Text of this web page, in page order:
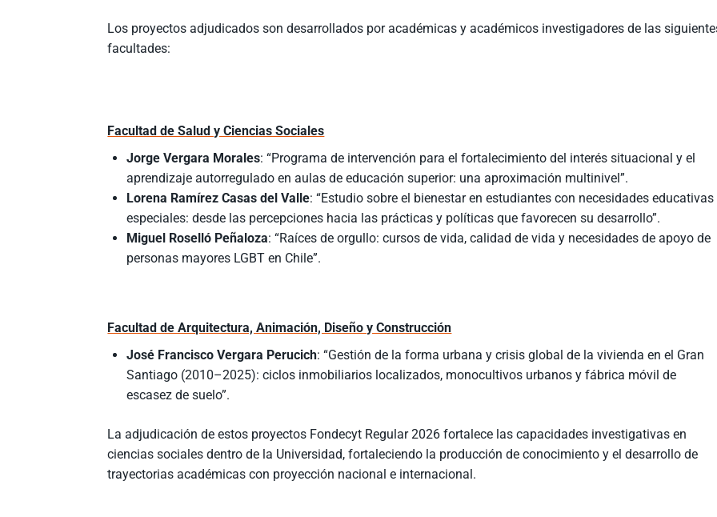
Los proyectos adjudicados son desarrollados por académicas y académicos investigadores de las
facultades:
Facultad de Salud y Ciencias Sociales
Jorge Vergara Morales: “Programa de intervención para el fortalecimiento del interés situacional y el
aprendizaje autorregulado en aulas de educación superior: una aproximación multinivel”.
Lorena Ramírez Casas del Valle: “Estudio sobre el bienestar en estudiantes con necesidades educativas
especiales: desde las percepciones hacia las prácticas y políticas que favorecen su desarrollo”.
Miguel Roselló Peñaloza: “Raíces de orgullo: cursos de vida, calidad de vida y necesidades de apoyo de
personas mayores LGBT en Chile”.
Facultad de Arquitectura, Animación, Diseño y Construcción
José Francisco Vergara Perucich: “Gestión de la forma urbana y crisis global de la vivienda en el Gran
Santiago (2010–2025): ciclos inmobiliarios localizados, monocultivos urbanos y fábrica móvil de
escasez de suelo”.
La adjudicación de estos proyectos Fondecyt Regular 2026 fortalece las capacidades investigativas en
ciencias sociales dentro de la Universidad, fortaleciendo la producción de conocimiento y el desarrollo de
trayectorias académicas con proyección nacional e internacional.